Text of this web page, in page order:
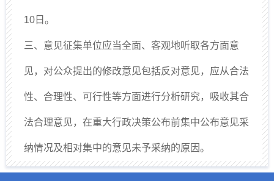
10日。
三、意见征集单位应当全面、客观地听取各方面意
见，对公众提出的修改意见包括反对意见，应从合法
性、合理性、可行性等方面进行分析研究，吸收其合
法合理意见，在重大行政决策公布前集中公布意见采
纳情况及相对集中的意见未予采纳的原因。